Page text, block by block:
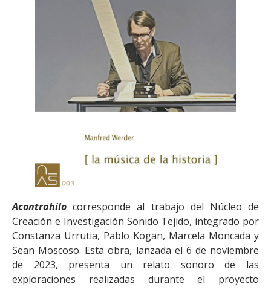
Acontrahilo corresponde al trabajo del Núcleo de
Creación e Investigación Sonido Tejido, integrado por
Constanza Urrutia, Pablo Kogan, Marcela Moncada y
Sean Moscoso. Esta obra, lanzada el 6 de noviembre
de 2023, presenta un relato sonoro de las
exploraciones realizadas durante el proyecto